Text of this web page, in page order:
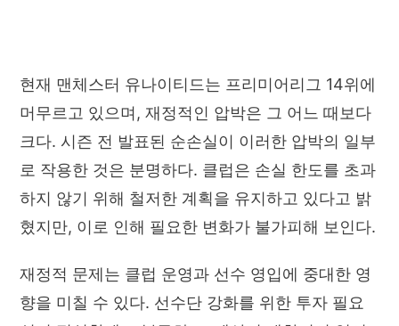
현재 맨체스터 유나이티드는 프리미어리그 14위에
머무르고 있으며, 재정적인 압박은 그 어느 때보다
크다. 시즌 전 발표된 순손실이 이러한 압박의 일부
로 작용한 것은 분명하다. 클럽은 손실 한도를 초과
하지 않기 위해 철저한 계획을 유지하고 있다고 밝
혔지만, 이로 인해 필요한 변화가 불가피해 보인다.
재정적 문제는 클럽 운영과 선수 영입에 중대한 영
향을 미칠 수 있다. 선수단 강화를 위한 투자 필요